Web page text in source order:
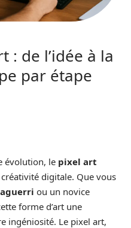
: de l’idée à la
par étape
évolution, le pixel art
digitale. Que vous
ou un novice
forme d’art une
ingéniosité. Le pixel art,